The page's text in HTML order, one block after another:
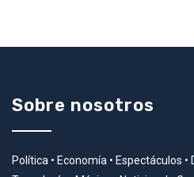
Sobre nosotros
Política • Economía • Espectáculos •